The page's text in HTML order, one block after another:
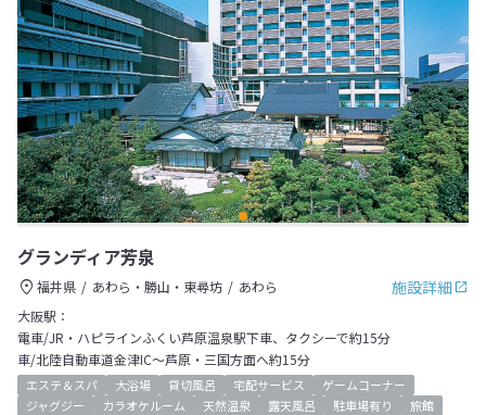
グランディア芳泉
施設詳細
福井県 あわら・勝山・東尋坊
あわら
大阪駅：
電車/JR・ハピラインふくい芦原温泉駅下車、タクシーで約15分
車/北陸自動車道金津IC～芦原・三国方面へ約15分
エステ＆スパ 大浴場 貸切風呂 宅配サービス
ゲームコーナー
ジャグジー
カラオケルーム 天然温泉 露天風呂 駐車場有り
旅館